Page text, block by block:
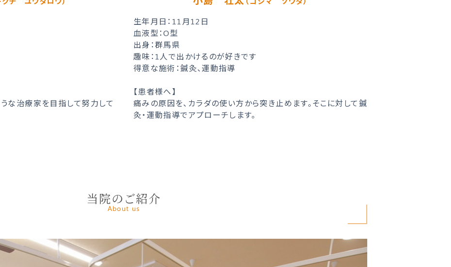
な治療家を目指して努力して
生年月日：11月12日
血液型：O型
出身：群馬県
趣味：1人で出かけるのが好きです
得意な施術：鍼灸、運動指導
【患者様へ】
痛みの原因を、カラダの使い方から突き止めます。そこに対して鍼
灸・運動指導でアプローチします。
当院のご紹介
About us